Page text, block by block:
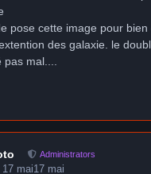
pose cette image pour
des galaxie. le
mal....
Administrators
17 mai17 mai